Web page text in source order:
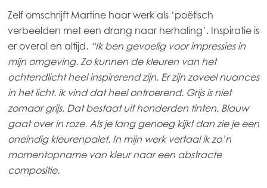
Zelf omschrijft Martine haar werk als ‘poëtisch
verbeelden met een drang naar herhaling’. Inspiratie is
er overal en altijd. “Ik ben gevoelig voor impressies in
mijn omgeving. Zo kunnen de kleuren van het
ochtendlicht heel inspirerend zijn. Er zijn zoveel nuances
in het licht. ik vind dat heel ontroerend. Grijs is niet
zomaar grijs. Dat bestaat uit honderden tinten. Blauw
gaat over in roze. Als je lang genoeg kijkt dan zie je een
oneindig kleurenpalet. In mijn werk vertaal ik zo’n
momentopname van kleur naar een abstracte
compositie.